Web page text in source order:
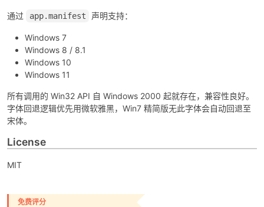
通过 app.manifest 声明支持：
Windows 7
Windows 8 / 8.1
Windows 10
Windows 11
所有调用的 Win32 API 自 Windows 2000 起就存在，兼容性良好。
字体回退逻辑优先用微软雅黑，Win7 精简版无此字体会自动回退至
宋体。
License
MIT
免费评分